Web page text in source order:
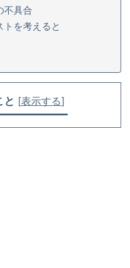
不具合
を考えると
と [表示する]